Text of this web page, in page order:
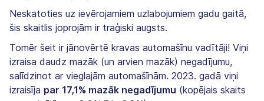
Neskatoties uz ievērojamiem uzlabojumiem gadu gaitā,
šis skaitlis joprojām ir traģiski augsts.
Tomēr šeit ir jānovērtē kravas automašīnu vadītāji! Viņi
izraisa daudz mazāk (un arvien mazāk) negadījumu,
salīdzinot ar vieglajām automašīnām. 2023. gadā viņi
izraisīja par 17,1% mazāk negadījumu (kopējais skaits